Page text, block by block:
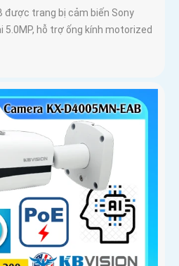
được trang bị cảm biến Sony
5.0MP, hỗ trợ ống kính motorized